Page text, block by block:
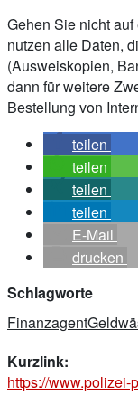
Gehen Sie nicht
nutzen alle Daten,
(Ausweiskopien,
dann für weitere
Bestellung von
teilen
teilen
teilen
teilen
E-Mail
drucken
Schlagworte
Finanzagent
Kurzlink:
https://